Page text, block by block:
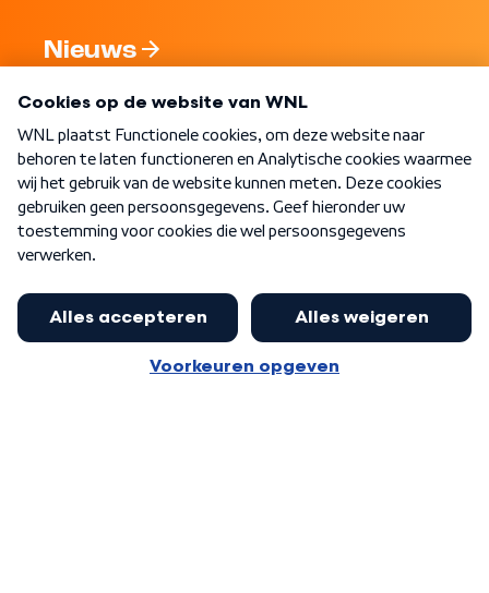
Nieuws
Nieuwsbrief
Word Lid